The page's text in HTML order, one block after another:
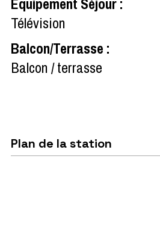
Télévision
Balcon/Terrasse :
Balcon / terrasse
Plan de la station